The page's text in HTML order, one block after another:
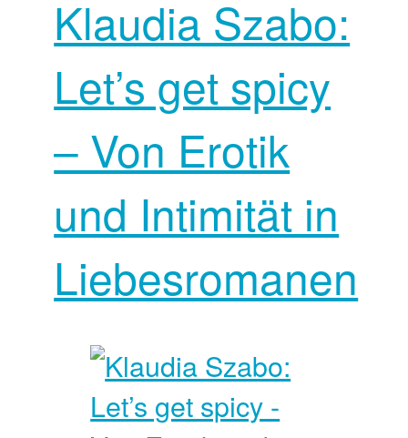
Klaudia Szabo:
Let’s get spicy
– Von Erotik
und Intimität in
Liebesromanen